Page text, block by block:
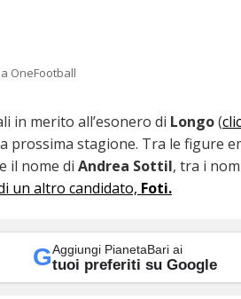
OneFootball
in merito all’esonero di Longo(
prossima stagione. Tra le figure
il nome di Andrea Sottil, tra i
un altro candidato, Foti.
GAggiungi PianetaBari ai
tuoi preferiti su Google